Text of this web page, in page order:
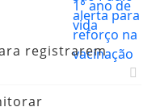
registrarem